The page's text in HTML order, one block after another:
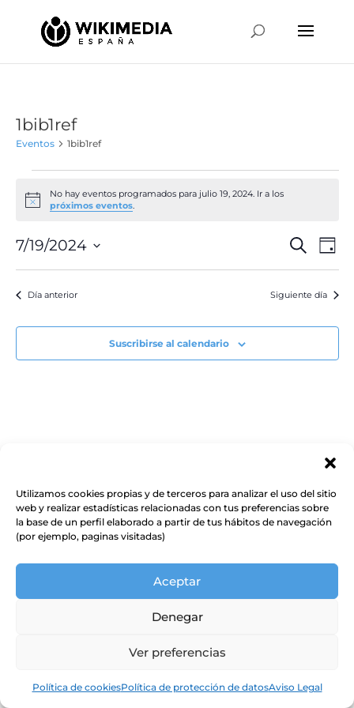
Utilizamos cookies propias y de terceros para analizar el uso del sitio
web y realizar estadísticas relacionadas con tus preferencias sobre
la base de un perfil elaborado a partir de tus hábitos de navegación
(por ejemplo, paginas visitadas)
Aceptar
Denegar
Ver preferencias
Política de cookiesPolítica de protección de datosAviso Legal
1bib1ref
Eventos 1bib1ref
en
19,
Aviso
No hay eventos programados para julio 19, 2024. Ir a los
próximos eventos.
de
y
vistas
Buscar
de
de
Día
7/19/2024
fecha.
Día anterior Siguiente día
Suscribirse al calendario